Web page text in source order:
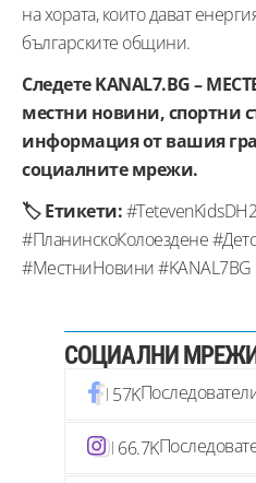
на хората, които дават
българските общини.
Следете KANAL7.BG –
местни новини, спортни
информация от вашия
социалните мрежи.
🏷️ Етикети:
#ПланинскоКолоездене
#МестниНовини #KANAL7BG
СОЦИАЛНИ
57K
66.7K